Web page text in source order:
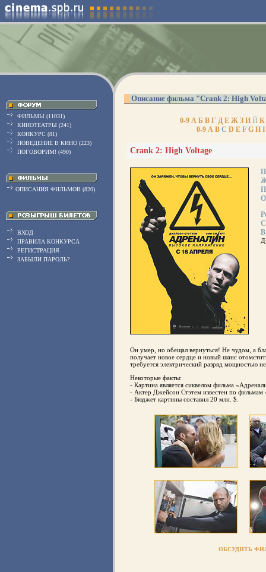
ФИЛЬМЫ (11031)
КИНОТЕАТРЫ (241)
КОНКУРС (81)
ПОВЕДЕНИЕ В КИНО (223)
ПОГОВОРИМ! (490)
ОПИСАНИЯ ФИЛЬМОВ (820)
ВХОД
ПРАВИЛА КОНКУРСА
РЕГИСТРАЦИЯ
ЗАБЫЛИ ПАРОЛЬ?
Описание фильма "Crank 2: High
0-9 А Б В Г Д Е Ж З И Й К
0-9 A B C D E F G H I
Crank 2: High Voltage
Он умер, но обещал вернуться! Не чудом, а
получает новое сердце и новый шанс
требуется электрический разряд мощностью
Некоторые факты:
- Картина является сиквелом фильма
- Актер Джейсон Стэтем известен по
- Бюджет картины составил 20 млн. $.
ОБСУДИТЬ